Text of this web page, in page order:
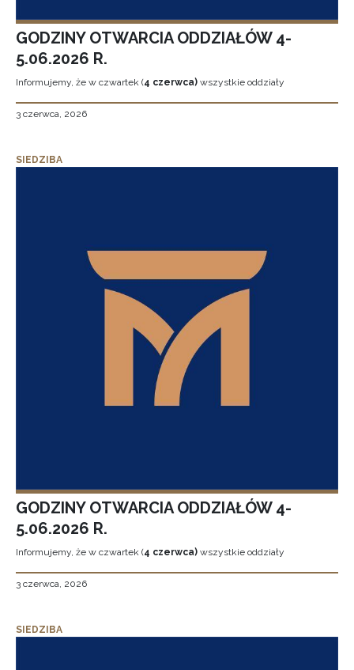
GODZINY OTWARCIA ODDZIAŁÓW 4-
5.06.2026 R.
Informujemy, że w czwartek (4 czerwca) wszystkie oddziały
3 czerwca, 2026
SIEDZIBA
GODZINY OTWARCIA ODDZIAŁÓW 4-
5.06.2026 R.
Informujemy, że w czwartek (4 czerwca) wszystkie oddziały
3 czerwca, 2026
SIEDZIBA